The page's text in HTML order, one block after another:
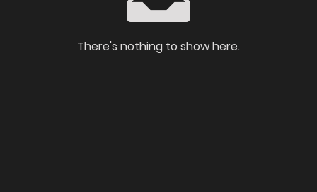
There's nothing to show here.